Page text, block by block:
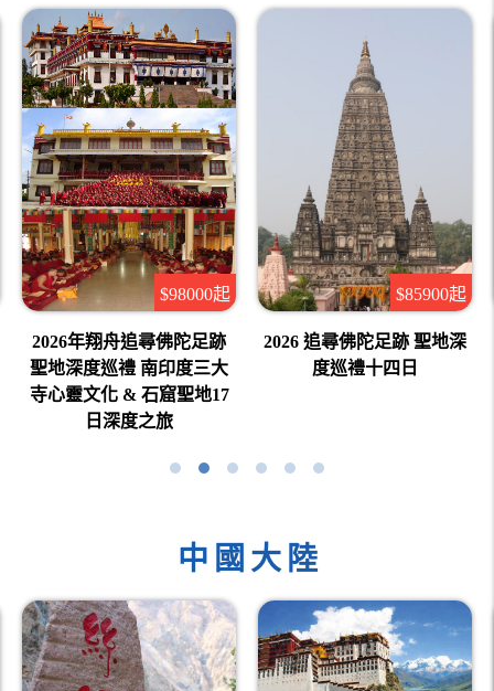
$98000起
2026年翔舟追尋佛陀足跡
聖地深度巡禮 南印度三大
寺心靈文化 & 石窟聖地17
日深度之旅
$85900起
2026 追尋佛陀足跡 聖地深
度巡禮十四日
中國大陸